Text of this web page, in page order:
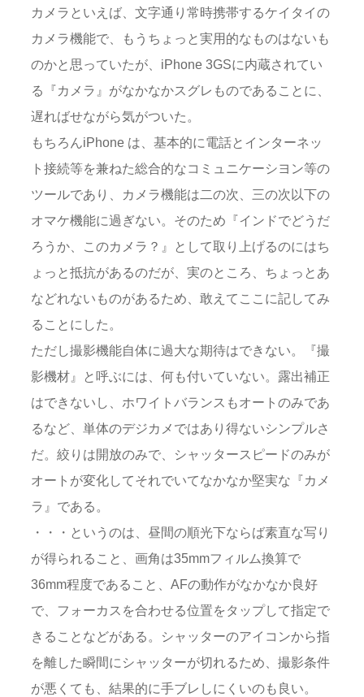
カメラといえば、文字通り常時携帯するケイタイの
カメラ機能で、もうちょっと実用的なものはないも
のかと思っていたが、iPhone 3GSに内蔵されてい
る『カメラ』がなかなかスグレものであることに、
遅ればせながら気がついた。
もちろんiPhone は、基本的に電話とインターネッ
ト接続等を兼ねた総合的なコミュニケーシヨン等の
ツールであり、カメラ機能は二の次、三の次以下の
オマケ機能に過ぎない。そのため『インドでどうだ
ろうか、このカメラ？』として取り上げるのにはち
ょっと抵抗があるのだが、実のところ、ちょっとあ
などれないものがあるため、敢えてここに記してみ
ることにした。
ただし撮影機能自体に過大な期待はできない。『撮
影機材』と呼ぶには、何も付いていない。露出補正
はできないし、ホワイトバランスもオートのみであ
るなど、単体のデジカメではあり得ないシンプルさ
だ。絞りは開放のみで、シャッタースピードのみが
オートが変化してそれでいてなかなか堅実な『カメ
ラ』である。
・・・というのは、昼間の順光下ならば素直な写り
が得られること、画角は35mmフィルム換算で
36mm程度であること、AFの動作がなかなか良好
で、フォーカスを合わせる位置をタップして指定で
きることなどがある。シャッターのアイコンから指
を離した瞬間にシャッターが切れるため、撮影条件
が悪くても、結果的に手ブレしにくいのも良い。